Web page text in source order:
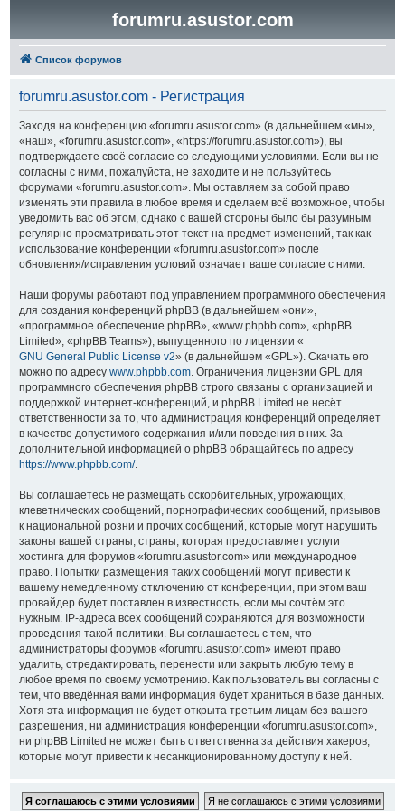
forumru.asustor.com
Список форумов
forumru.asustor.com - Регистрация
Заходя на конференцию «forumru.asustor.com» (в дальнейшем «мы»,
«наш», «forumru.asustor.com», «https://forumru.asustor.com»), вы
подтверждаете своё согласие со следующими условиями. Если вы не
согласны с ними, пожалуйста, не заходите и не пользуйтесь
форумами «forumru.asustor.com». Мы оставляем за собой право
изменять эти правила в любое время и сделаем всё возможное, чтобы
уведомить вас об этом, однако с вашей стороны было бы разумным
регулярно просматривать этот текст на предмет изменений, так как
использование конференции «forumru.asustor.com» после
обновления/исправления условий означает ваше согласие с ними.
Наши форумы работают под управлением программного обеспечения
для создания конференций phpBB (в дальнейшем «они»,
«программное обеспечение phpBB», «www.phpbb.com», «phpBB
Limited», «phpBB Teams»), выпущенного по лицензии «
GNU General Public License v2» (в дальнейшем «GPL»). Скачать его
можно по адресу www.phpbb.com. Ограничения лицензии GPL для
программного обеспечения phpBB строго связаны с организацией и
поддержкой интернет-конференций, и phpBB Limited не несёт
ответственности за то, что администрация конференций определяет
в качестве допустимого содержания и/или поведения в них. За
дополнительной информацией о phpBB обращайтесь по адресу
https://www.phpbb.com/.
Вы соглашаетесь не размещать оскорбительных, угрожающих,
клеветнических сообщений, порнографических сообщений, призывов
к национальной розни и прочих сообщений, которые могут нарушить
законы вашей страны, страны, которая предоставляет услуги
хостинга для форумов «forumru.asustor.com» или международное
право. Попытки размещения таких сообщений могут привести к
вашему немедленному отключению от конференции, при этом ваш
провайдер будет поставлен в известность, если мы сочтём это
нужным. IP-адреса всех сообщений сохраняются для возможности
проведения такой политики. Вы соглашаетесь с тем, что
администраторы форумов «forumru.asustor.com» имеют право
удалить, отредактировать, перенести или закрыть любую тему в
любое время по своему усмотрению. Как пользователь вы согласны с
тем, что введённая вами информация будет храниться в базе данных.
Хотя эта информация не будет открыта третьим лицам без вашего
разрешения, ни администрация конференции «forumru.asustor.com»,
ни phpBB Limited не может быть ответственна за действия хакеров,
которые могут привести к несанкционированному доступу к ней.